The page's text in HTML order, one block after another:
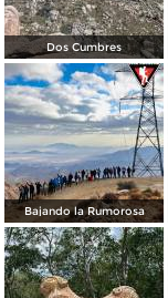
Dos Cumbres
Bajando la Rumorosa